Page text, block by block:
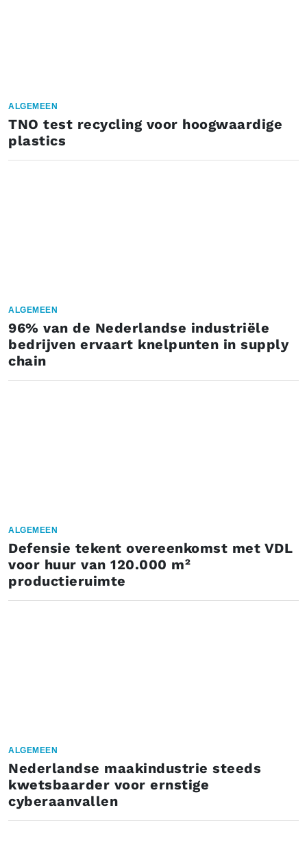
ALGEMEEN
TNO test recycling voor hoogwaardige
plastics
ALGEMEEN
96% van de Nederlandse industriële
bedrijven ervaart knelpunten in supply
chain
ALGEMEEN
Defensie tekent overeenkomst met VDL
voor huur van 120.000 m²
productieruimte
ALGEMEEN
Nederlandse maakindustrie steeds
kwetsbaarder voor ernstige
cyberaanvallen